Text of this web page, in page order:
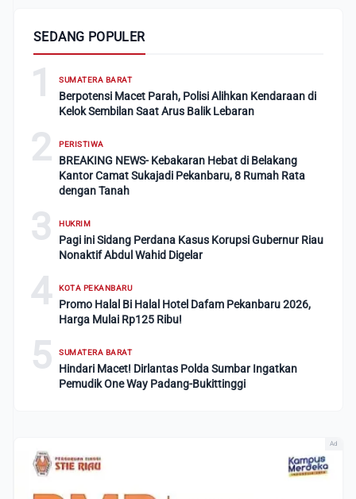
SEDANG POPULER
1 SUMATERA BARAT
Berpotensi Macet Parah, Polisi Alihkan Kendaraan di
Kelok Sembilan Saat Arus Balik Lebaran
2 PERISTIWA
BREAKING NEWS- Kebakaran Hebat di Belakang
Kantor Camat Sukajadi Pekanbaru, 8 Rumah Rata
dengan Tanah
3 HUKRIM
Pagi ini Sidang Perdana Kasus Korupsi Gubernur Riau
Nonaktif Abdul Wahid Digelar
4 KOTA PEKANBARU
Promo Halal Bi Halal Hotel Dafam Pekanbaru 2026,
Harga Mulai Rp125 Ribu!
5 SUMATERA BARAT
Hindari Macet! Dirlantas Polda Sumbar Ingatkan
Pemudik One Way Padang-Bukittinggi
Ad